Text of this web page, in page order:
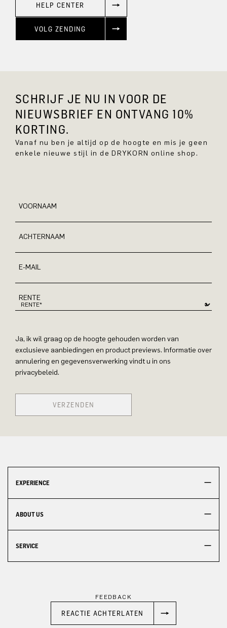
HELP CENTER
VOLG ZENDING
SCHRIJF JE NU IN VOOR DE
NIEUWSBRIEF EN ONTVANG 10%
KORTING.
Vanaf nu ben je altijd op de hoogte en mis je geen
enkele nieuwe stijl in de DRYKORN online shop.
VOORNAAM
ACHTERNAAM
E-MAIL
RENTE
Ja, ik wil graag op de hoogte gehouden worden van
exclusieve aanbiedingen en product previews. Informatie over
annulering en gegevensverwerking vindt u in ons
privacybeleid.
VERZENDEN
EXPERIENCE
ABOUT US
SERVICE
FEEDBACK
REACTIE ACHTERLATEN